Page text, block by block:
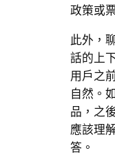
政策或
此外，
話的上
用戶之
自然。
品，之
應該理
答。